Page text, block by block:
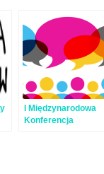
I Międzynarodowa
Konferencja